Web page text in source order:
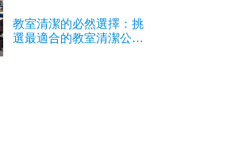
教室清潔的必然選擇：挑
選最適合的教室清潔公司